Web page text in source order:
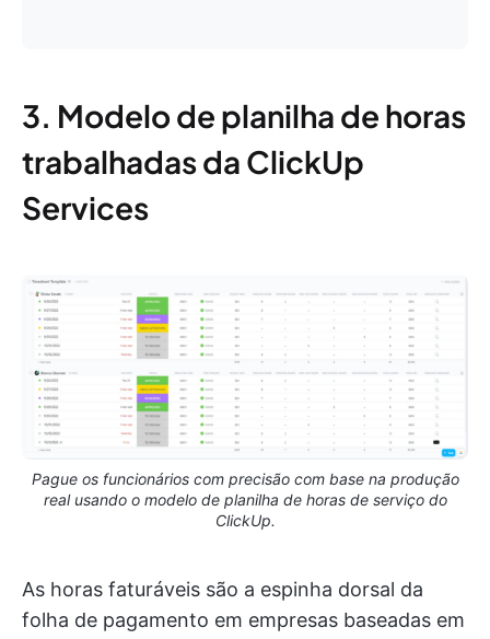
3. Modelo de planilha de horas
trabalhadas da ClickUp
Services
Pague os funcionários com precisão com base na produção
real usando o modelo de planilha de horas de serviço do
ClickUp.
As horas faturáveis são a espinha dorsal da
folha de pagamento em empresas baseadas em